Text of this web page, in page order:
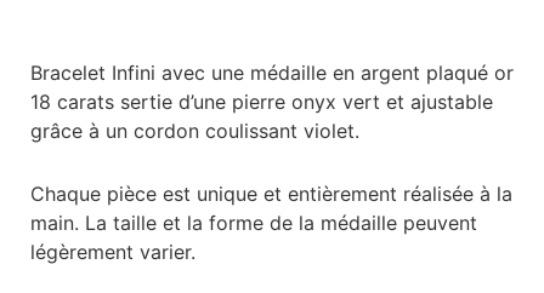
Bracelet Infini avec une médaille en argent plaqué or
18 carats sertie d’une pierre onyx vert et ajustable
grâce à un cordon coulissant violet.
Chaque pièce est unique et entièrement réalisée à la
main. La taille et la forme de la médaille peuvent
légèrement varier.